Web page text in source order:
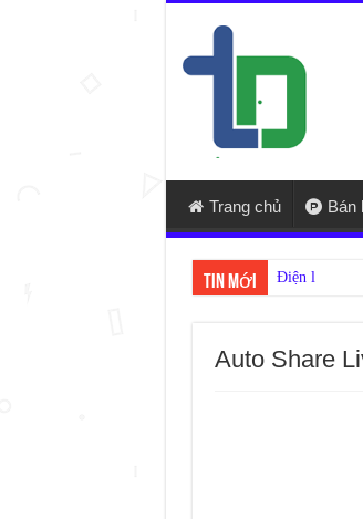
Trang chủ Bán
Tin mới Điện lạnh
Auto Share